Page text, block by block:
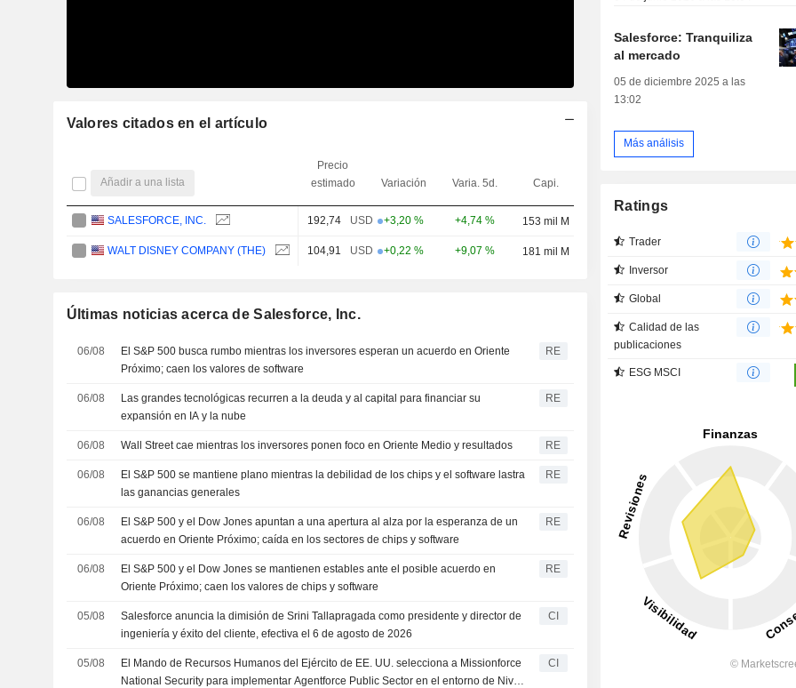
Valores citados en el artículo
Añadir a una lista
Precio
estimado
Variación Varia. 5d. Capi.
SALESFORCE, INC. 192,74 USD +3,20 % +4,74 % 153 mil M
WALT DISNEY COMPANY (THE) 104,91 USD +0,22 % +9,07 % 181 mil M
Últimas noticias acerca de Salesforce, Inc.
06/08
El S&P 500 busca rumbo mientras los inversores esperan un acuerdo en Oriente
Próximo; caen los valores de software
RE
06/08
Las grandes tecnológicas recurren a la deuda y al capital para financiar su
expansión en IA y la nube
RE
06/08 Wall Street cae mientras los inversores ponen foco en Oriente Medio y resultados RE
06/08
El S&P 500 se mantiene plano mientras la debilidad de los chips y el software lastra
las ganancias generales
RE
06/08
El S&P 500 y el Dow Jones apuntan a una apertura al alza por la esperanza de un
acuerdo en Oriente Próximo; caída en los sectores de chips y software
RE
06/08
El S&P 500 y el Dow Jones se mantienen estables ante el posible acuerdo en
Oriente Próximo; caen los valores de chips y software
RE
05/08
Salesforce anuncia la dimisión de Srini Tallapragada como presidente y director de
ingeniería y éxito del cliente, efectiva el 6 de agosto de 2026
CI
05/08
El Mando de Recursos Humanos del Ejército de EE. UU. selecciona a Missionforce
National Security para implementar Agentforce Public Sector en el entorno de Nivel
CI
Salesforce: Tranquiliza
al mercado
05 de diciembre 2025 a las
13:02
Más análisis
Ratings
Trader
Inversor
Global
Calidad de las
publicaciones
ESG MSCI